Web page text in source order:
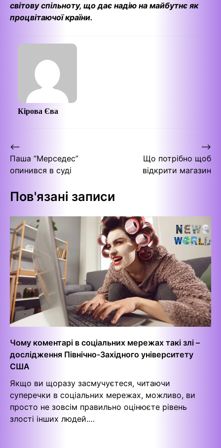
світову спільноту, що дає надію на майбутнє як
процвітаючої країни.
Кірова Єва
Навігація
записів
⟵
Паша “Мерседес”
опинився в суді
Що потрібно щоб
відкрити магазин
⟶
Пов'язані записи
Чому коментарі в соціальних мережах такі злі –
дослідження Північно-Західного університету
США
Якщо ви щоразу засмучуєтеся, читаючи
суперечки в соціальних мережах, можливо, ви
просто не зовсім правильно оцінюєте рівень
злості інших людей.…